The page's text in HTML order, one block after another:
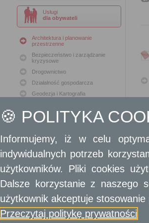
Usługi
dla obywateli
Architektura i planowanie
przestrzenne
Bezpieczeństwo i zarządzanie
kryzysowe
Drogownictwo
Działalność gospodarcza
Geodezja i Kartografia
Gospodarka nieruchomościami
Ochrona Środowiska
Podatki i opłaty lokalne
Polityka lokalowa
Polityka społeczna
Sport i Rekreacja
Sprawy komunalne
🍪 POLITYKA
Informujemy, iż w celu
indywidualnych potrzeb
użytkowników. Pliki cookies
Dalsze korzystanie z naszego
użytkownik akceptuje stosowanie
Przeczytaj politykę prywatności